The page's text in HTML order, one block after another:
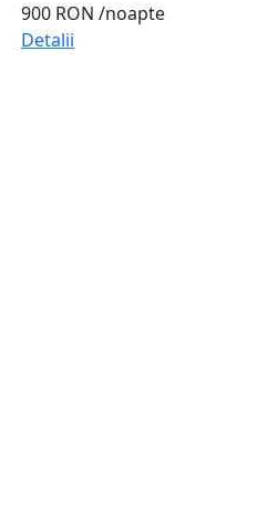
900 RON /noapte
Detalii